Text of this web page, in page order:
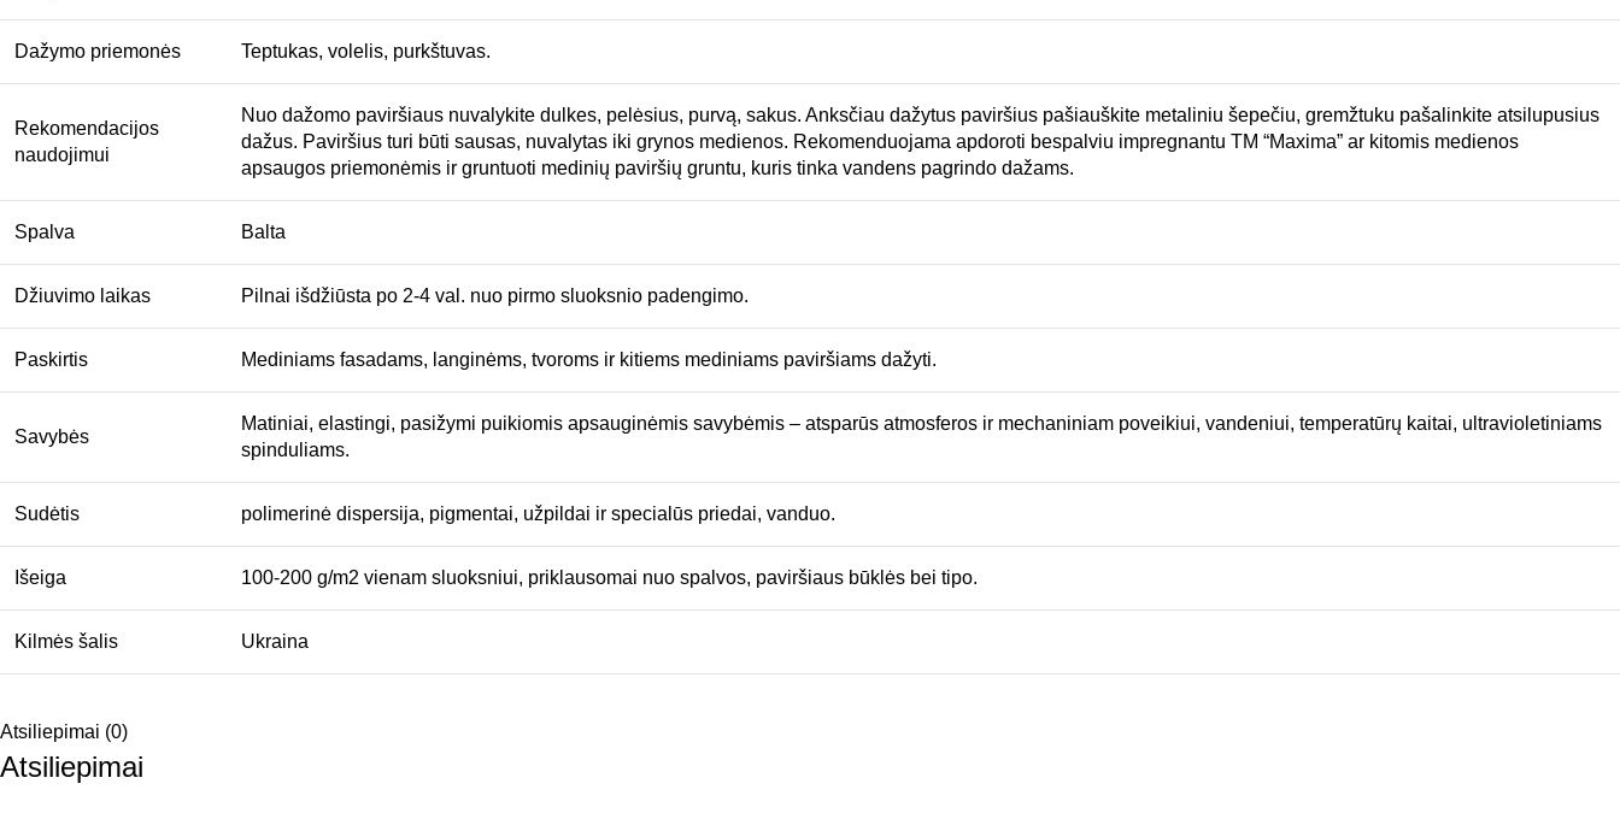
Dažymo priemonės Teptukas, volelis, purkštuvas.
Rekomendacijos
naudojimui
Nuo dažomo paviršiaus nuvalykite dulkes, pelėsius, purvą, sakus. Anksčiau dažytus paviršius pašiauškite metaliniu šepečiu, gremžtuku pašalinkite atsilupusius
dažus. Paviršius turi būti sausas, nuvalytas iki grynos medienos. Rekomenduojama apdoroti bespalviu impregnantu TM “Maxima” ar kitomis medienos
apsaugos priemonėmis ir gruntuoti medinių paviršių gruntu, kuris tinka vandens pagrindo dažams.
Spalva Balta
Džiuvimo laikas Pilnai išdžiūsta po 2-4 val. nuo pirmo sluoksnio padengimo.
Paskirtis Mediniams fasadams, langinėms, tvoroms ir kitiems mediniams paviršiams dažyti.
Savybės
Matiniai, elastingi, pasižymi puikiomis apsauginėmis savybėmis – atsparūs atmosferos ir mechaniniam poveikiui, vandeniui, temperatūrų kaitai, ultravioletiniams
spinduliams.
Sudėtis polimerinė dispersija, pigmentai, užpildai ir specialūs priedai, vanduo.
Išeiga 100-200 g/m2 vienam sluoksniui, priklausomai nuo spalvos, paviršiaus būklės bei tipo.
Kilmės šalis Ukraina
Atsiliepimai (0)
Atsiliepimai